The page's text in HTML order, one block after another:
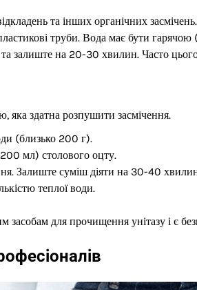
та інших органічних
труби. Вода має бути
залиште на 20-30 хвилин. Часто
яка здатна розпушити засмічення.
(близько 200 г).
мл) столового оцту.
Залиште суміш діяти на 30-40
теплої води.
для прочищення унітазу і є